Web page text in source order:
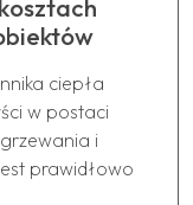
ciepła
w postaci
i
prawidłowo